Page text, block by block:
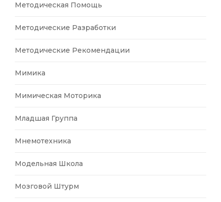
Методическая Помощь
Методические Разработки
Методические Рекомендации
Мимика
Мимическая Моторика
Младшая Группа
Мнемотехника
Модельная Школа
Мозговой Штурм